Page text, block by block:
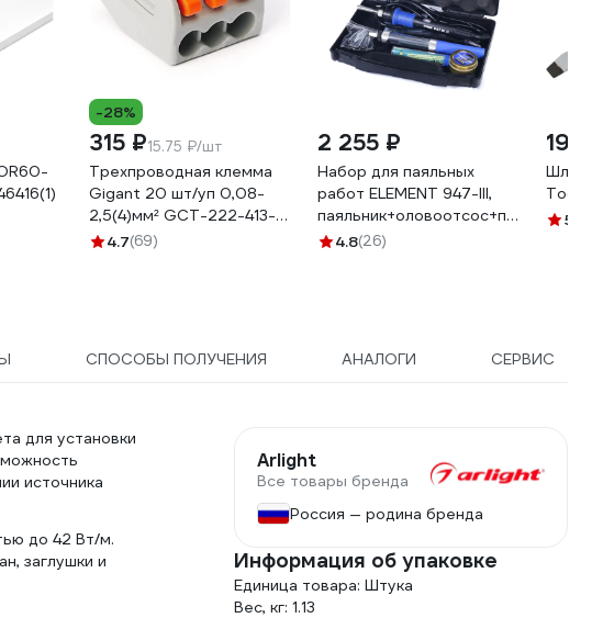
-28%
315 ₽15.75 ₽/шт
Трехпроводная клемма
Gigant 20 шт/уп 0,08-
2,5(4)мм² GCT-222-413-
204.7(69)
2 255 ₽
Набор для паяльных
работ ELEMENT 947-III,
16758
4.8(26)
199
Tools
5
СПОСОБЫ ПОЛУЧЕНИЯ АНАЛОГИ СЕРВИС
для установки
источника
до 42 Вт/м.
заглушки и
Arlight
Все товары бренда
Россия — родина бренда
Информация об упаковке
Единица товара: Штука
Вес, кг: 1.13